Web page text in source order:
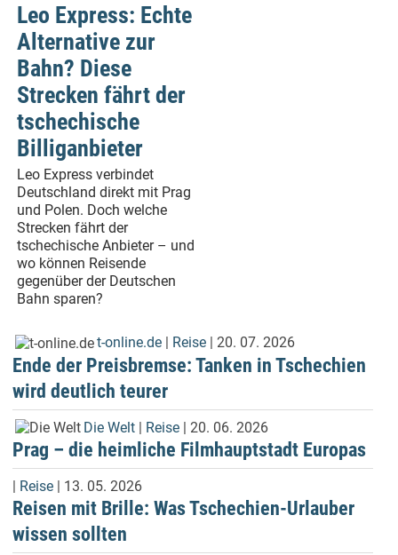
Leo Express: Echte
Alternative zur
Bahn? Diese
Strecken fährt der
tschechische
Billiganbieter
Leo Express verbindet
Deutschland direkt mit Prag
und Polen. Doch welche
Strecken fährt der
tschechische Anbieter – und
wo können Reisende
gegenüber der Deutschen
Bahn sparen?
t-online.de | Reise | 20. 07. 2026
Ende der Preisbremse: Tanken in Tschechien
wird deutlich teurer
Die Welt | Reise | 20. 06. 2026
Prag – die heimliche Filmhauptstadt Europas
Reise | 13. 05. 2026
Reisen mit Brille: Was Tschechien-Urlauber
wissen sollten